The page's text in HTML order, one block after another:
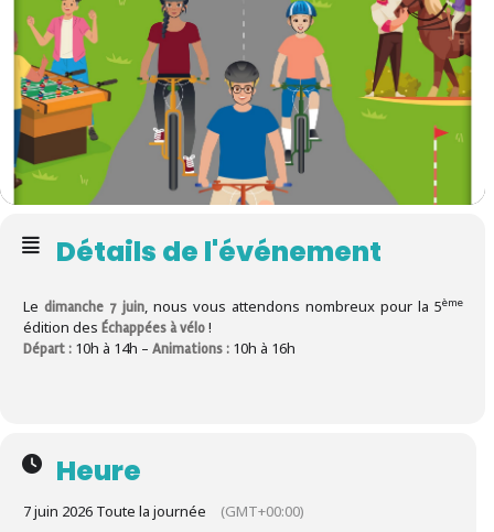
Détails de l'événement
Le dimanche 7 juin, nous vous attendons nombreux pour la 5ème
édition des Échappées à vélo !
Départ : 10h à 14h – Animations : 10h à 16h
Heure
7 juin 2026 Toute la journée (GMT+00:00)